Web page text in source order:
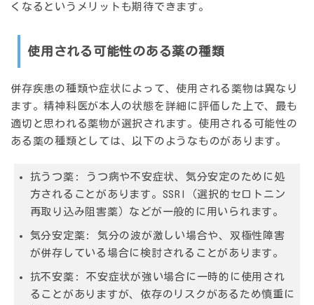
くなるというメリットも期待できます。
使用される可能性のある薬の種類
併存疾患の種類や症状によって、使用される薬物は異なり
ます。精神科医が本人の状態を詳細に評価した上で、最も
適切と思われる薬物が選択されます。使用される可能性の
ある薬の種類としては、以下のようなものがあります。
抗うつ薬 : うつ病や不安症状、気分安定のために処
方されることがあります。SSRI（選択的セロトニン
再取り込み阻害薬）などが一般的に用いられます。
気分安定薬 : 気分の波が激しい場合や、双極性障害
が併存している場合に検討されることがあります。
抗不安薬 : 不安症状が強い場合に一時的に使用され
ることがありますが、依存のリスクがあるため慎重に